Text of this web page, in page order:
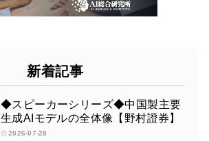
新着記事
◆スピーカーシリーズ◆中国製主要
生成AIモデルの全体像【野村證券】
2026-07-28